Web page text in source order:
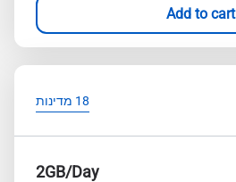
Add to cart
18 מדינות
2GB/Day